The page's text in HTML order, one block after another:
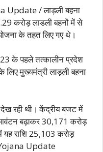
/ लाड़ली बहना
करोड़ लाडली बहनों में से
के तहत लिए गए थे।
के पहले तत्कालीन प्रदेश
मुख्यमंत्री लाड़ली बहना
रही थी। केंद्रीय बजट में
बढ़ाकर 30,171 करोड़
राशि 25,103 करोड़
Update